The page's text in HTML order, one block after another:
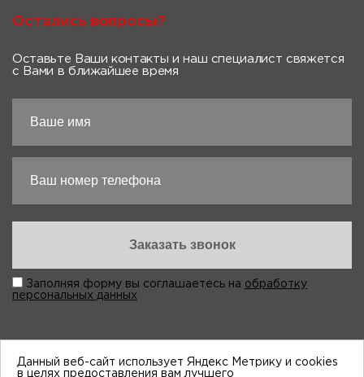
Остались вопросы?
Оставьте Ваши контакты и наш специалист свяжется
с Вами в ближайшее время
Заполняя форму вы соглашаетесь на обработку
персональных данных
Данный веб-сайт использует Яндекс Метрику и cookies
в целях предоставления вам лучшего